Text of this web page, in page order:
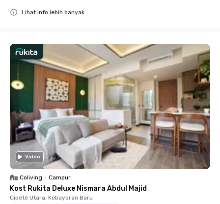
Lihat info lebih banyak
Video
Coliving • Campur
Kost Rukita Deluxe Nismara Abdul Majid
Cipete Utara, Kebayoran Baru